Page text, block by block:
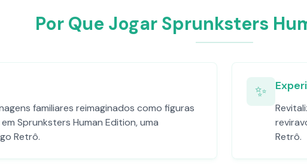
Por Que Jogar Sprunksters
familiares reimaginados como figuras
Sprunksters Human Edition, uma
Retrô.
✨
Retrô.